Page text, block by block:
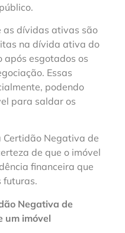
as dívidas ativas são
na dívida ativa do
após esgotados os
Essas
podendo
para saldar os
Certidão Negativa de
de que o imóvel
financeira que
futuras.
Negativa de
um imóvel